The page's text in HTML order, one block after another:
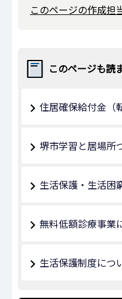
このページの作成担
このページも読
住居確保給付金（
堺市学習と居場所
生活保護・生活困
無料低額診療事業
生活保護制度につ